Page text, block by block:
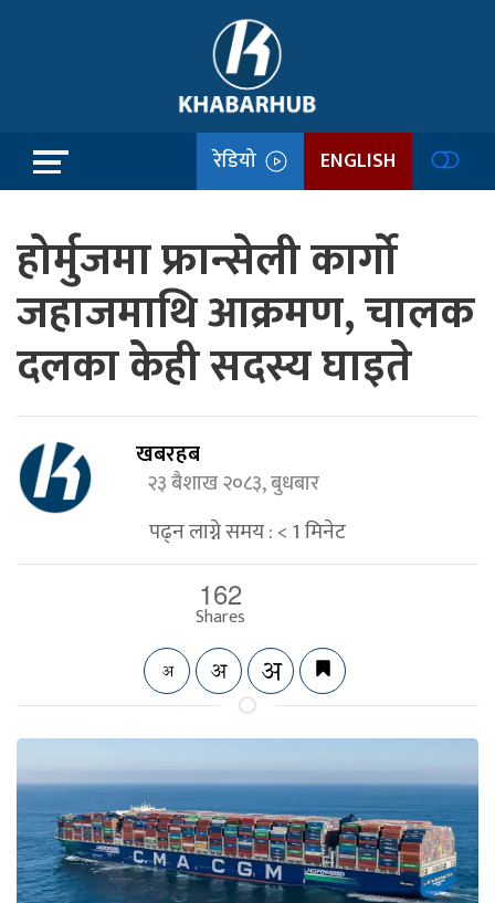
रेडियो ENGLISH
होर्मुजमा फ्रान्सेली कार्गो
जहाजमाथि आक्रमण, चालक
दलका केही सदस्य घाइते
खबरहब
२३ बैशाख २०८३, बुधबार
पढ्न लाग्ने समय :< 1मिनेट
162
Shares